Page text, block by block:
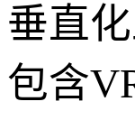
垂直
包含